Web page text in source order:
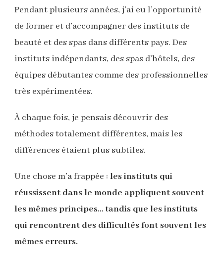
Pendant plusieurs années, j’ai eu l’opportunité
de former et d’accompagner des instituts de
beauté et des spas dans différents pays. Des
instituts indépendants, des spas d’hôtels, des
équipes débutantes comme des professionnelles
très expérimentées.
À chaque fois, je pensais découvrir des
méthodes totalement différentes, mais les
différences étaient plus subtiles.
Une chose m’a frappée : les instituts qui
réussissent dans le monde appliquent souvent
les mêmes principes… tandis que les instituts
qui rencontrent des difficultés font souvent les
mêmes erreurs.